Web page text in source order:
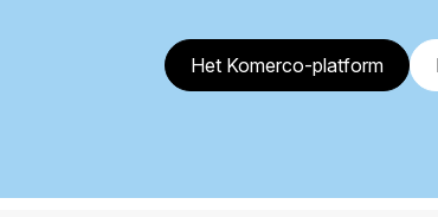
Het Komerco-platform